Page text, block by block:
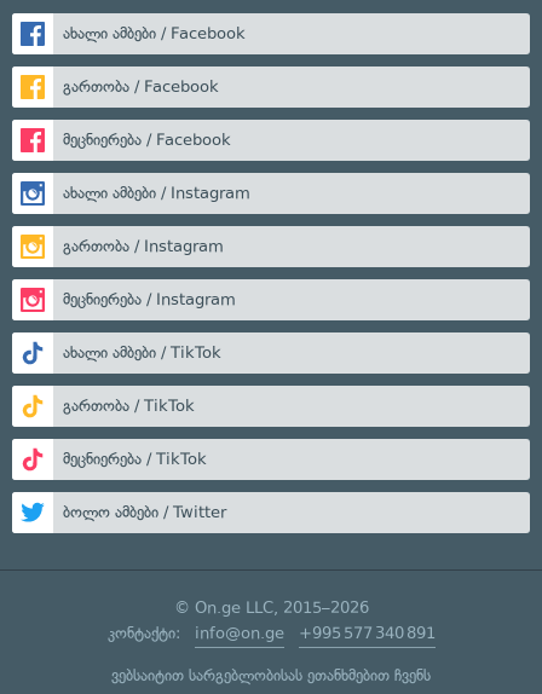
ახალი ამბები / Facebook
გართობა / Facebook
მეცნიერება / Facebook
ახალი ამბები / Instagram
გართობა / Instagram
მეცნიერება / Instagram
ახალი ამბები / TikTok
გართობა / TikTok
მეცნიერება / TikTok
ბოლო ამბები / Twitter
© On.ge LLC, 2015–2026
კონტაქტი: info@on.ge +995 577 340 891
ვებსაიტით სარგებლობისას ეთანხმებით ჩვენს